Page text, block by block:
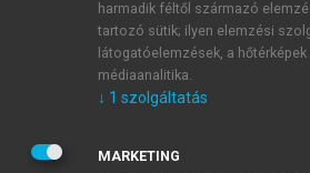
JELSZÓ
harmadik féltől származó
tartozó sütik; ilyen elemzési
látogatóelemzések, a
médiaanalitika.
↓ 1 szolgáltatás
MARKETING